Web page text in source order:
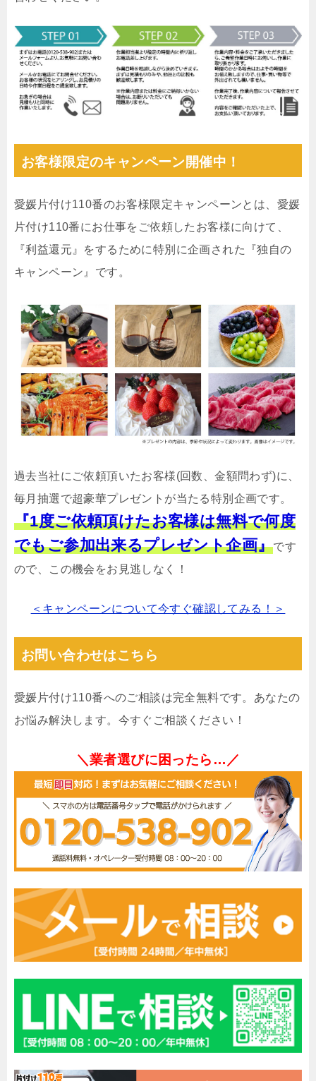
お客様限定のキャンペーン開催中！
愛媛片付け110番のお客様限定キャンペーンとは、愛媛
片付け110番にお仕事をご依頼したお客様に向けて、
『利益還元』をするために特別に企画された『独自の
キャンペーン』です。
過去当社にご依頼頂いたお客様(回数、金額問わず)に、
毎月抽選で超豪華プレゼントが当たる特別企画です。
『1度ご依頼頂けたお客様は無料で何度
でもご参加出来るプレゼント企画』です
ので、この機会をお見逃しなく！
＜キャンペーンについて今すぐ確認してみる！＞
お問い合わせはこちら
愛媛片付け110番へのご相談は完全無料です。あなたの
お悩み解決します。今すぐご相談ください！
＼業者選びに困ったら…／